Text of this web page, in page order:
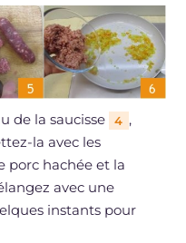
de la saucisse 4 ,
la avec les
porc hachée et la
avec une
instants pour